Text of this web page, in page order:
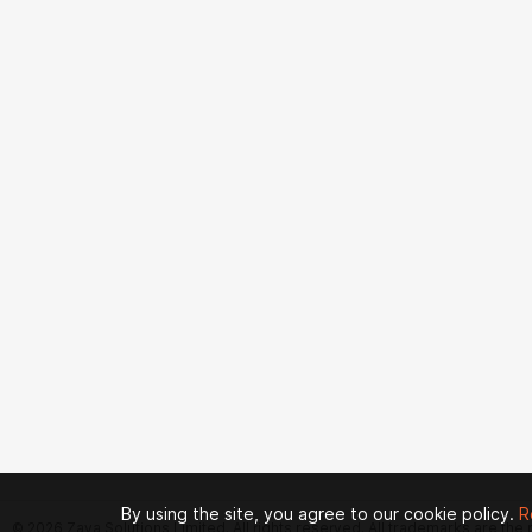
© 2026 Zaya Solutions Limited. All rights reserved. All trademarks are
By using the site, you agree to our cookie policy.